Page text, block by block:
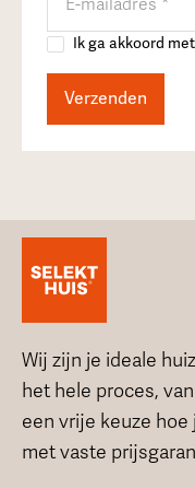
Ik ga akkoord
Wij zijn je ideale
het hele proces,
een vrije keuze
met vaste